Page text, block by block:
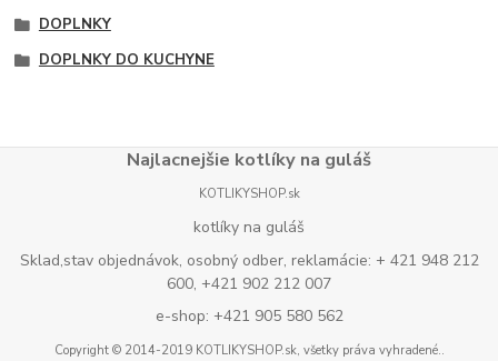
DOPLNKY
DOPLNKY DO KUCHYNE
Najlacnejšie kotlíky na guláš
KOTLIKYSHOP.sk
kotlíky na guláš
Sklad,stav objednávok, osobný odber, reklamácie: + 421 948 212
600, +421 902 212 007
e-shop: +421 905 580 562
Copyright © 2014-2019 KOTLIKYSHOP.sk, všetky práva vyhradené..